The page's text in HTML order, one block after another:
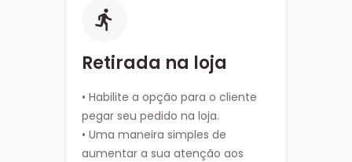
Retirada na loja
• Habilite a opção para o cliente
pegar seu pedido na loja.
• Uma maneira simples de
aumentar a sua atenção aos